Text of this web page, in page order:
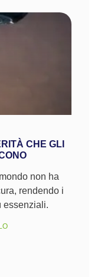
CHE GLI
non ha
rendendo i
essenziali.